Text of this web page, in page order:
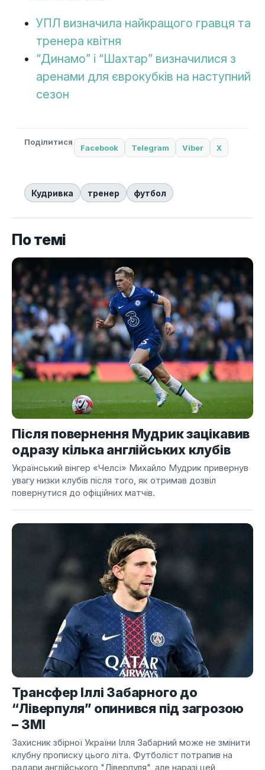
УПЛ визначила найкращого гравця та
тренера квітня
“Динамо” і “Шахтар” визначилися з
аренами для єврокубків на наступний
сезон
Поділитися
Facebook Telegram Viber X
Кудривка тренер футбол
По темі
Після повернення Мудрик зацікавив
одразу кілька англійських клубів
Український вінгер «Челсі» Михайло Мудрик привернув
увагу низки клубів після того, як отримав дозвіл
повернутися до офіційних матчів.
Трансфер Іллі Забарного до
“Ліверпуля” опинився під загрозою
– ЗМІ
Захисник збірної України Ілля Забарний може не змінити
клубну прописку цього літа. Футболіст потрапив на
радари англійського "Ліверпуля", але наразі цей